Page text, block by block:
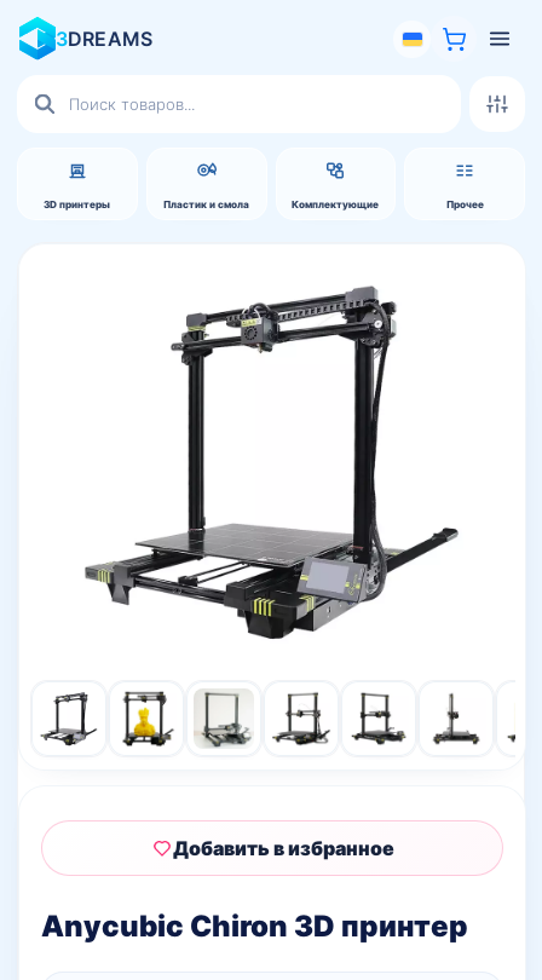
3DREAMS
3D принтеры Пластик и смола Комплектующие Прочее
товаров
Anycubic Chiron 3D принтер
Добавить в избранное